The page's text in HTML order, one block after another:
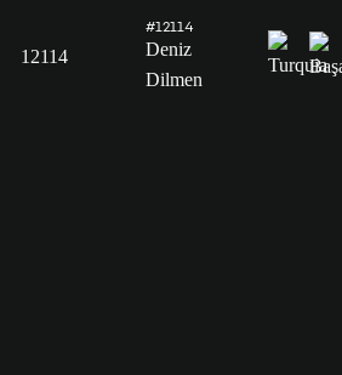
12114
#12114
Deniz
Dilmen